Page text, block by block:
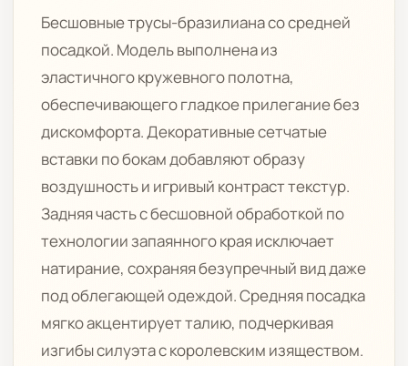
Бесшовные трусы-бразилиана со средней
посадкой. Модель выполнена из
эластичного кружевного полотна,
обеспечивающего гладкое прилегание без
дискомфорта. Декоративные сетчатые
вставки по бокам добавляют образу
воздушность и игривый контраст текстур.
Задняя часть с бесшовной обработкой по
технологии запаянного края исключает
натирание, сохраняя безупречный вид даже
под облегающей одеждой. Средняя посадка
мягко акцентирует талию, подчеркивая
изгибы силуэта с королевским изяществом.